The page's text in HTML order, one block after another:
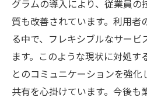
グラムの導入により、従業員の
質も改善されています。利用者
る中で、フレキシブルなサービ
ます。このような現状に対処す
とのコミュニケーションを強
共有を心掛けています。今後も